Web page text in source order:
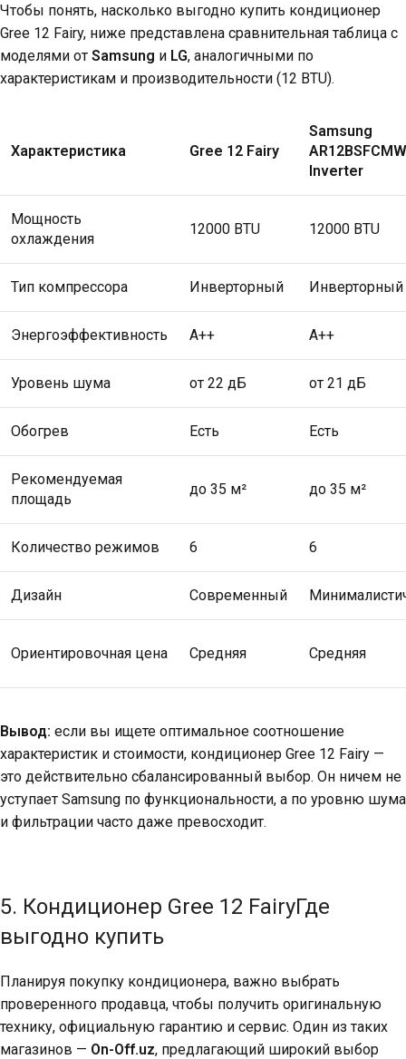
Чтобы понять, насколько выгодно купить кондиционер
Gree 12 Fairy, ниже представлена сравнительная таблица с
моделями от Samsung и LG, аналогичными по
характеристикам и производительности (12 BTU).
Характеристика Gree 12 Fairy
Samsung
Inverter
Мощность
охлаждения
12000 BTU 12000 BTU
Тип компрессора Инверторный Инверторный
Энергоэффективность A++ A++
Уровень шума от 22 дБ от 21 дБ
Обогрев Есть Есть
Рекомендуемая
площадь
до 35 м² до 35 м²
Количество режимов 6 6
Дизайн Современный
Ориентировочная цена Средняя Средняя
Вывод: если вы ищете оптимальное соотношение
характеристик и стоимости, кондиционер Gree 12 Fairy —
это действительно сбалансированный выбор. Он ничем не
уступает Samsung по функциональности, а по уровню шума
и фильтрации часто даже превосходит.
5. Кондиционер Gree 12 FairyГде
выгодно купить
Планируя покупку кондиционера, важно выбрать
проверенного продавца, чтобы получить оригинальную
технику, официальную гарантию и сервис. Один из таких
магазинов — On-Off.uz, предлагающий широкий выбор